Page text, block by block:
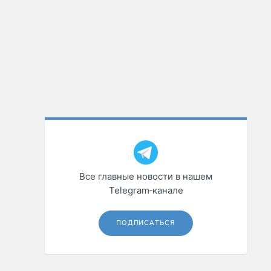
Все главные новости в нашем
Telegram‑канале
ПОДПИСАТЬСЯ